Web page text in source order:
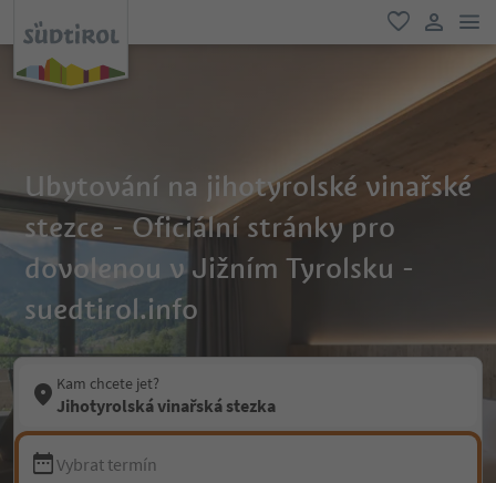
oblíbené
Ubytování na jihotyrolské vinařské
stezce - Oficiální stránky pro
dovolenou v Jižním Tyrolsku -
suedtirol.info
Kam chcete jet?
Jihotyrolská vinařská stezka
Vybrat termín